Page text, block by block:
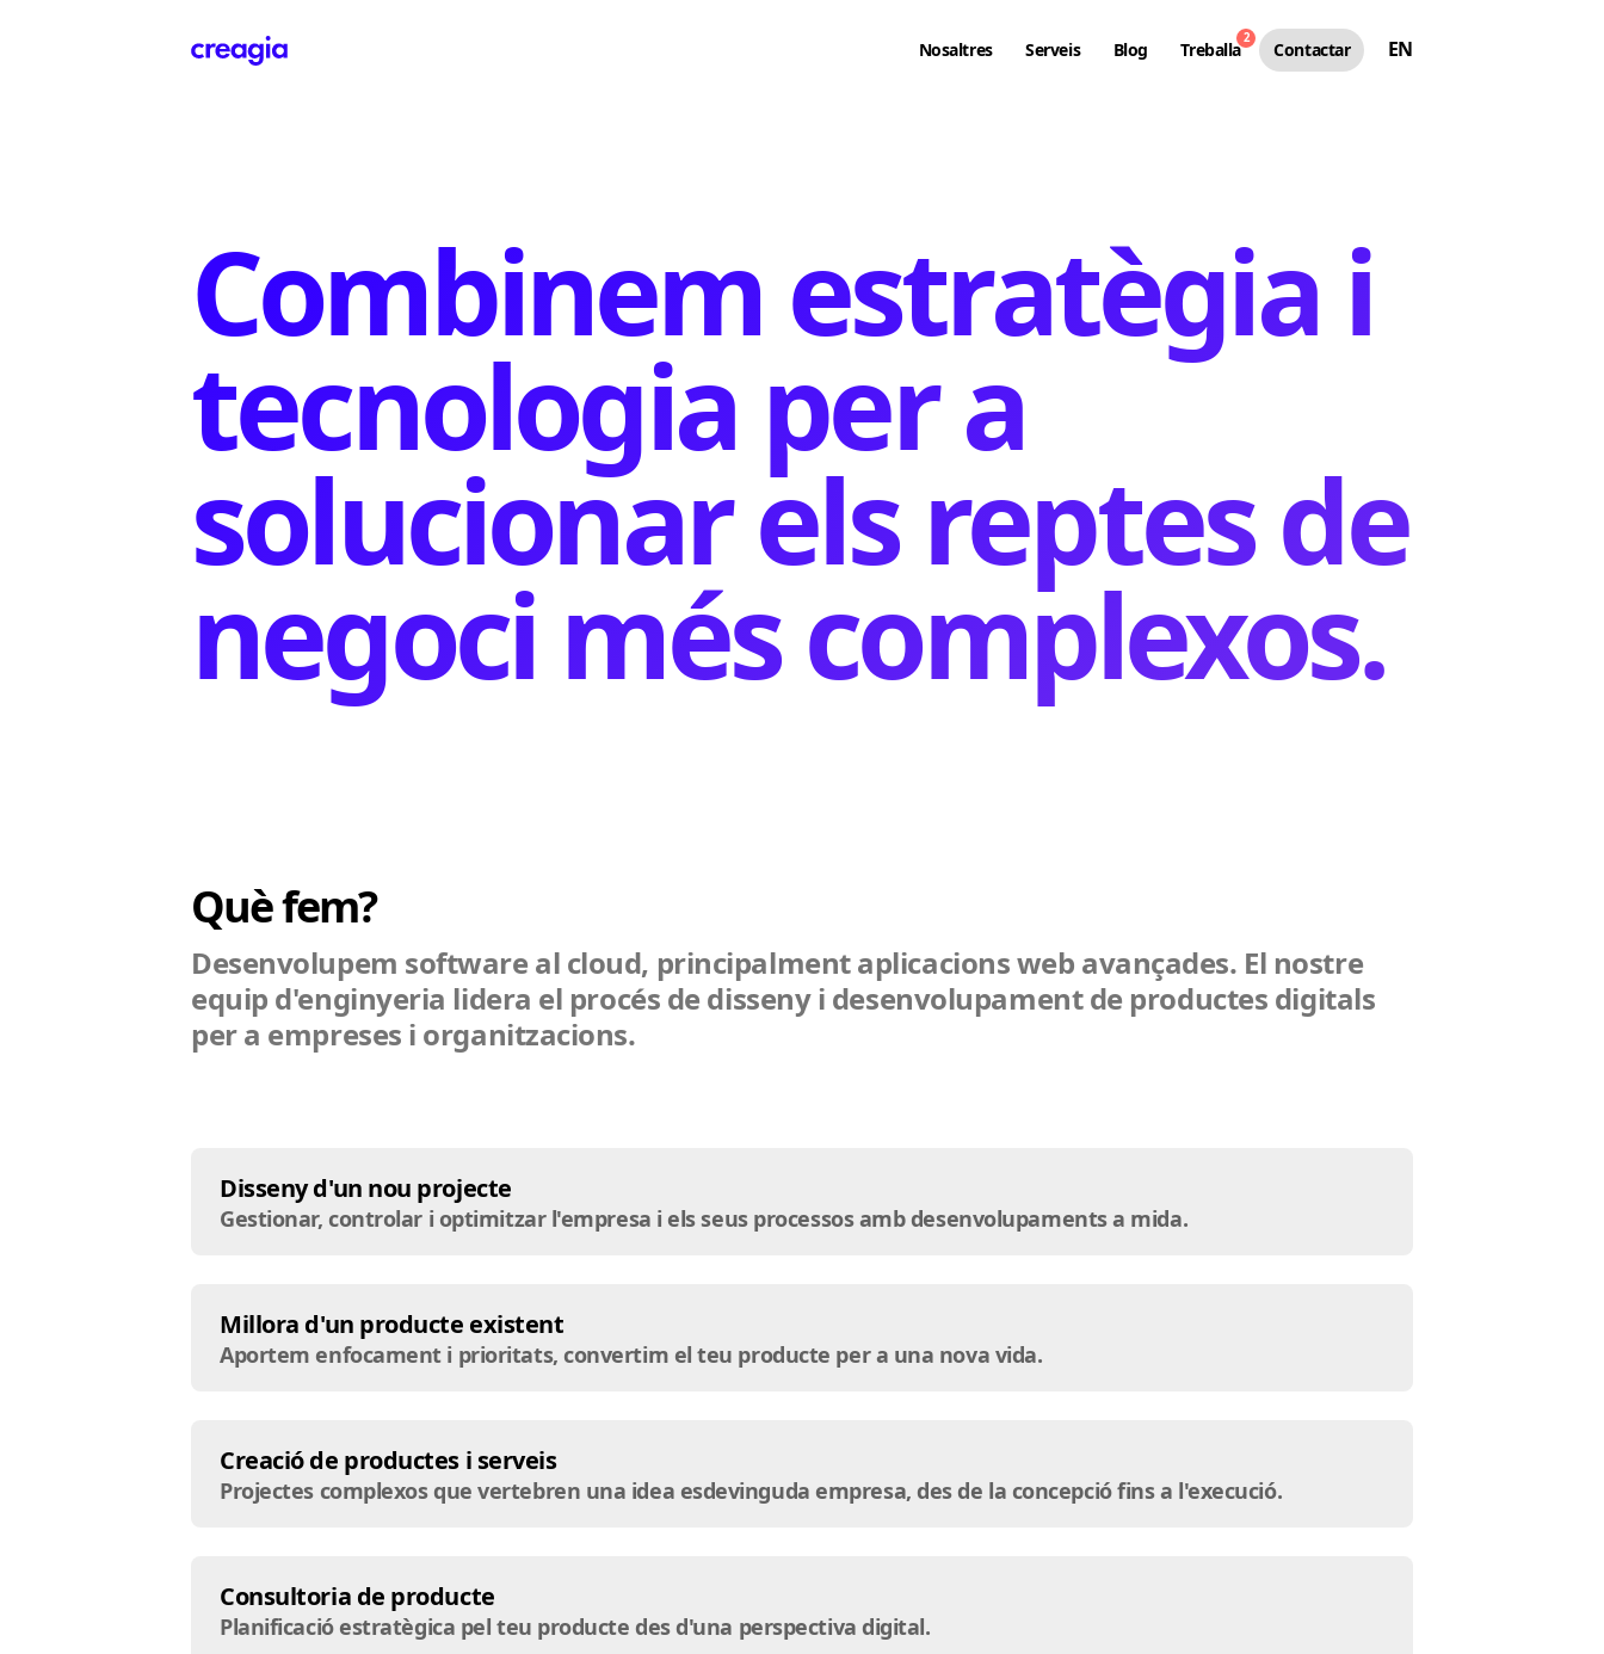
Nosaltres Serveis Blog Treballa
2
Contactar EN
Combinem estratègia i
tecnologia per a
solucionar els reptes de
negoci més complexos.
Què fem?
Desenvolupem software al cloud, principalment aplicacions web avançades. El nostre
equip d'enginyeria lidera el procés de disseny i desenvolupament de productes digitals
per a empreses i organitzacions.
Disseny d'un nou projecte
Gestionar, controlar i optimitzar l'empresa i els seus processos amb desenvolupaments a mida.
Millora d'un producte existent
Aportem enfocament i prioritats, convertim el teu producte per a una nova vida.
Creació de productes i serveis
Projectes complexos que vertebren una idea esdevinguda empresa, des de la concepció fins a l'execució.
Consultoria de producte
Planificació estratègica pel teu producte des d'una perspectiva digital.